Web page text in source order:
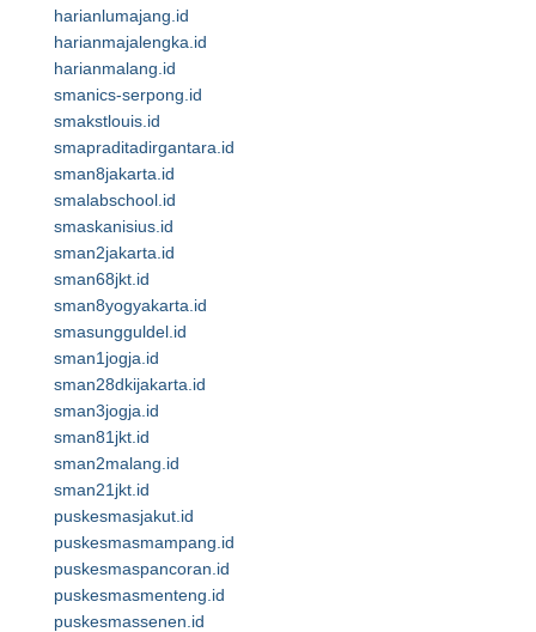
harianlumajang.id
harianmajalengka.id
harianmalang.id
smanics-serpong.id
smakstlouis.id
smapraditadirgantara.id
sman8jakarta.id
smalabschool.id
smaskanisius.id
sman2jakarta.id
sman68jkt.id
sman8yogyakarta.id
smasungguldel.id
sman1jogja.id
sman28dkijakarta.id
sman3jogja.id
sman81jkt.id
sman2malang.id
sman21jkt.id
puskesmasjakut.id
puskesmasmampang.id
puskesmaspancoran.id
puskesmasmenteng.id
puskesmassenen.id